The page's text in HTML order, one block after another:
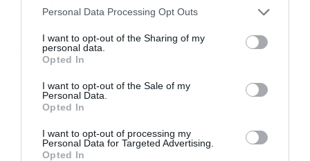
Personal Data Processing Opt Outs
I want to opt-out of the Sharing of my
personal data.
Opted In
I want to opt-out of the Sale of my
Personal Data.
Opted In
I want to opt-out of processing my
Personal Data for Targeted Advertising.
Opted In
ΑΙΤΗΣΕΙΣ ΔΙΚΑΙΟΥΧΟΙ
ΕΠΙΔΟΜΑ ΠΑΙΔΙΟΥ
ΟΠΕΚΑ ΠΛΑΤΦΟΡΜΑ